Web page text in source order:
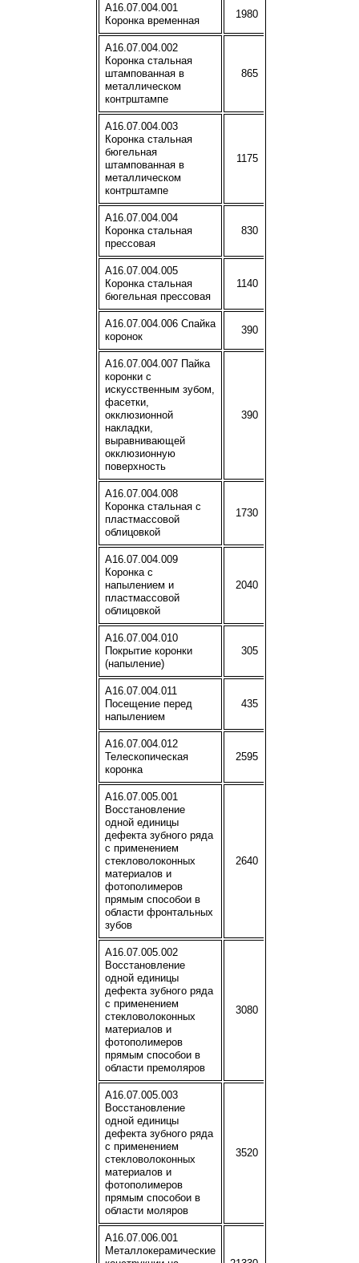
A16.07.004.001
Коронка временная
1980
A16.07.004.002
Коронка стальная
штампованная в
металлическом
контрштампе
865
A16.07.004.003
Коронка стальная
бюгельная
штампованная в
металлическом
контрштампе
1175
A16.07.004.004
Коронка стальная
прессовая
830
A16.07.004.005
Коронка стальная
бюгельная прессовая
1140
A16.07.004.006 Спайка
коронок
390
A16.07.004.007 Пайка
коронки с
искусственным зубом,
фасетки,
окклюзионной
накладки,
выравнивающей
окклюзионную
поверхность
390
A16.07.004.008
Коронка стальная с
пластмассовой
облицовкой
1730
A16.07.004.009
Коронка с
напылением и
пластмассовой
облицовкой
2040
A16.07.004.010
Покрытие коронки
(напыление)
305
A16.07.004.011
Посещение перед
напылением
435
A16.07.004.012
Телескопическая
коронка
2595
A16.07.005.001
Восстановление
одной единицы
дефекта зубного ряда
с применением
стекловолоконных
материалов и
фотополимеров
прямым способои в
области фронтальных
зубов
2640
A16.07.005.002
Восстановление
одной единицы
дефекта зубного ряда
с применением
стекловолоконных
материалов и
фотополимеров
прямым способои в
области премоляров
3080
A16.07.005.003
Восстановление
одной единицы
дефекта зубного ряда
с применением
стекловолоконных
материалов и
фотополимеров
прямым способои в
области моляров
3520
A16.07.006.001
Металлокерамические